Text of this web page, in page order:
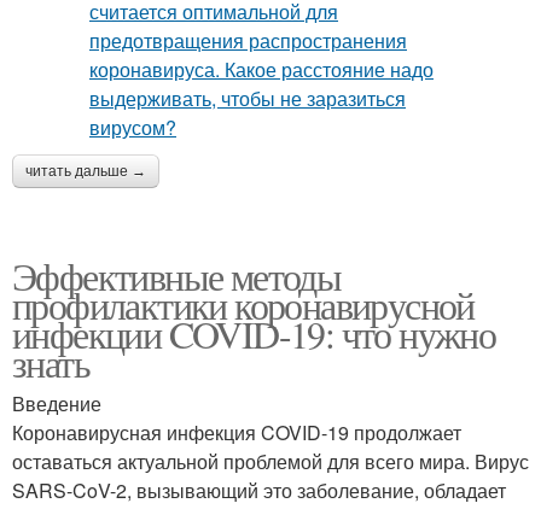
читать дальше →
Эффективные методы
профилактики коронавирусной
инфекции COVID-19: что нужно
знать
Введение
Коронавирусная инфекция COVID-19 продолжает
оставаться актуальной проблемой для всего мира. Вирус
SARS-CoV-2, вызывающий это заболевание, обладает